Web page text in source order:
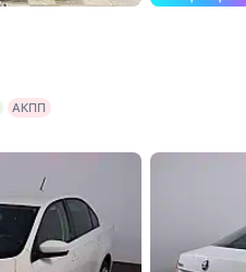
АКПП